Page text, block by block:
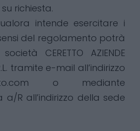
richiesta.
intende esercitare i
del regolamento potrà
CERETTO AZIENDE
tramite e-mail all’indirizzo
o mediante
R all’indirizzo della sede